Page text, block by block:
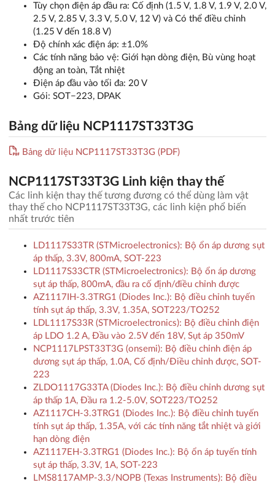
Tùy chọn điện áp đầu ra: Cố định (1.5 V, 1.8 V, 1.9 V, 2.0 V,
2.5 V, 2.85 V, 3.3 V, 5.0 V, 12 V) và Có thể điều chỉnh
(1.25 V đến 18.8 V)
Độ chính xác điện áp: ±1.0%
Các tính năng bảo vệ: Giới hạn dòng điện, Bù vùng hoạt
động an toàn, Tắt nhiệt
Điện áp đầu vào tối đa: 20 V
Gói: SOT−223, DPAK
Bảng dữ liệu NCP1117ST33T3G
Bảng dữ liệu NCP1117ST33T3G (PDF)
NCP1117ST33T3G Linh kiện thay thế
Các linh kiện thay thế tương đương có thể dùng làm vật
thay thế cho NCP1117ST33T3G, các linh kiện phổ biến
nhất trước tiên
LD1117S33TR (STMicroelectronics): Bộ ổn áp dương sụt
áp thấp, 3.3V, 800mA, SOT-223
LD1117S33CTR (STMicroelectronics): Bộ ổn áp dương
sụt áp thấp, 800mA, đầu ra cố định/điều chỉnh được
AZ1117IH-3.3TRG1 (Diodes Inc.): Bộ điều chỉnh tuyến
tính sụt áp thấp, 3.3V, 1.35A, SOT223/TO252
LDL1117S33R (STMicroelectronics): Bộ điều chỉnh điện
áp LDO 1.2 A, Đầu vào 2.5V đến 18V, Sụt áp 350mV
NCP1117LPST33T3G (onsemi): Bộ điều chỉnh điện áp
dương sụt áp thấp, 1.0A, Cố định/Điều chỉnh được, SOT-
223
ZLDO1117G33TA (Diodes Inc.): Bộ điều chỉnh dương sụt
áp thấp 1A, Đầu ra 1.2-5.0V, SOT223/TO252
AZ1117CH-3.3TRG1 (Diodes Inc.): Bộ điều chỉnh tuyến
tính sụt áp thấp, 1.35A, với các tính năng tắt nhiệt và giới
hạn dòng điện
AZ1117EH-3.3TRG1 (Diodes Inc.): Bộ ổn áp tuyến tính
sụt áp thấp, 3.3V, 1A, SOT-223
LMS8117AMP-3.3/NOPB (Texas Instruments): Bộ điều